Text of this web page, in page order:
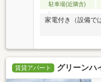
駐車場(近隣含)
家電付き（設備で
賃貸アパート グリーンハ